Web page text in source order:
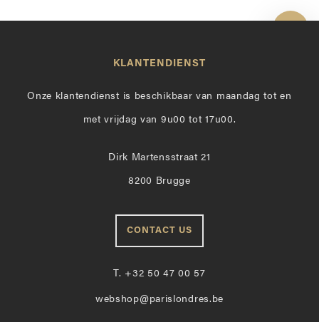
KLANTENDIENST
Onze klantendienst is beschikbaar van maandag tot en
met vrijdag van 9u00 tot 17u00.
Dirk Martensstraat 21
8200 Brugge
CONTACT US
T. +32 50 47 00 57
webshop@parislondres.be